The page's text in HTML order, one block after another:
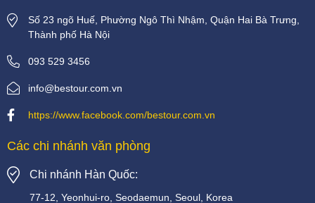
Số 23 ngõ Huế, Phường Ngô Thì Nhậm, Quận Hai Bà Trưng,
Thành phố Hà Nội
093 529 3456
info@bestour.com.vn
https://www.facebook.com/bestour.com.vn
Các chi nhánh văn phòng
Chi nhánh Hàn Quốc:
77-12, Yeonhui-ro, Seodaemun, Seoul, Korea